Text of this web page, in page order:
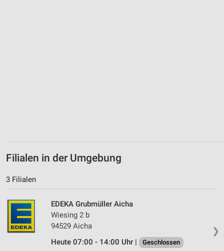
Filialen in der Umgebung
3 Filialen
❯
EDEKA Grubmüller Aicha
Wiesing 2 b
94529 Aicha
Heute 07:00 - 14:00 Uhr |
Geschlossen
Quellen
Entwicklung und Verbesserung der Angebote
Verwendung reduzierter Daten zur Auswahl von